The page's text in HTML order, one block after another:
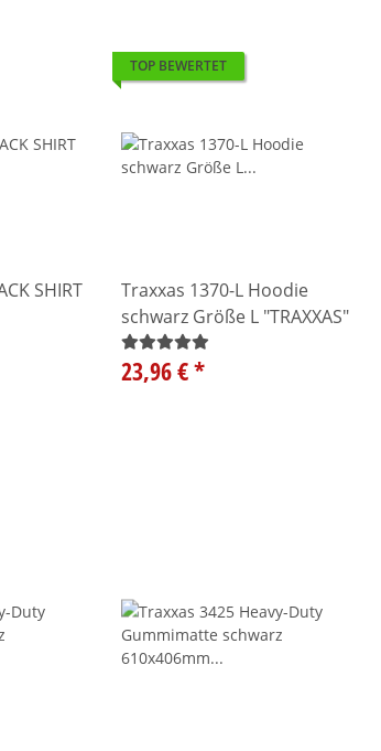
SHIRT
TOP BEWERTET
Traxxas 1370-L Hoodie
schwarz Größe L "TRAXXAS"
23,96 €*